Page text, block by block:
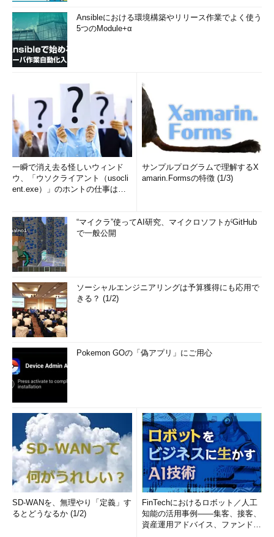
Ansibleにおける環境構築やリリース作業でよく使う
5つのModule+α
一瞬で消え去る怪しいウィンド
ウ、「ウソクライアント（usocli
ent.exe）」のホントの仕事は？
サンプルプログラムで理解するX
amarin.Formsの特徴 (1/3)
“マイクラ”使ってAI研究、マイクロソフトがGitHub
で一般公開
ソーシャルエンジニアリングは予算獲得にも応用で
きる？ (1/2)
Pokemon GOの「偽アプリ」にご用心
SD-WANを、無理やり「定義」す
るとどうなるか (1/2)
FinTechにおけるロボット／人工
知能の活用事例――集客、接客、
資産運用アドバイス、ファンドマ